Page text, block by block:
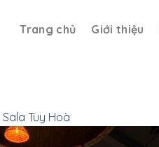
Trang chủ Giới thiệu
Sala Tuy Hoà